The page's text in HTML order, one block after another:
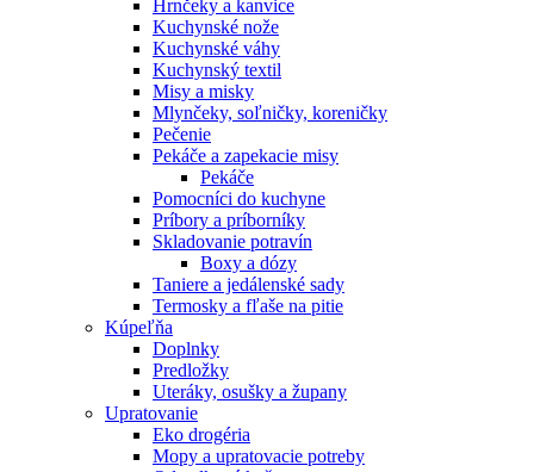
Hrnčeky a kanvice
Kuchynské nože
Kuchynské váhy
Kuchynský textil
Misy a misky
Mlynčeky, soľničky, koreničky
Pečenie
Pekáče a zapekacie misy
Pekáče
Pomocníci do kuchyne
Príbory a príborníky
Skladovanie potravín
Boxy a dózy
Taniere a jedálenské sady
Termosky a fľaše na pitie
Kúpeľňa
Doplnky
Predložky
Uteráky, osušky a župany
Upratovanie
Eko drogéria
Mopy a upratovacie potreby